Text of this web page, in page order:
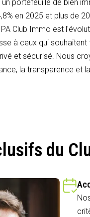
portefeuille de bien
en 2025 et plus de
Club Immo est
à ceux qui
et sécurisé. Nous
la transparence et
du